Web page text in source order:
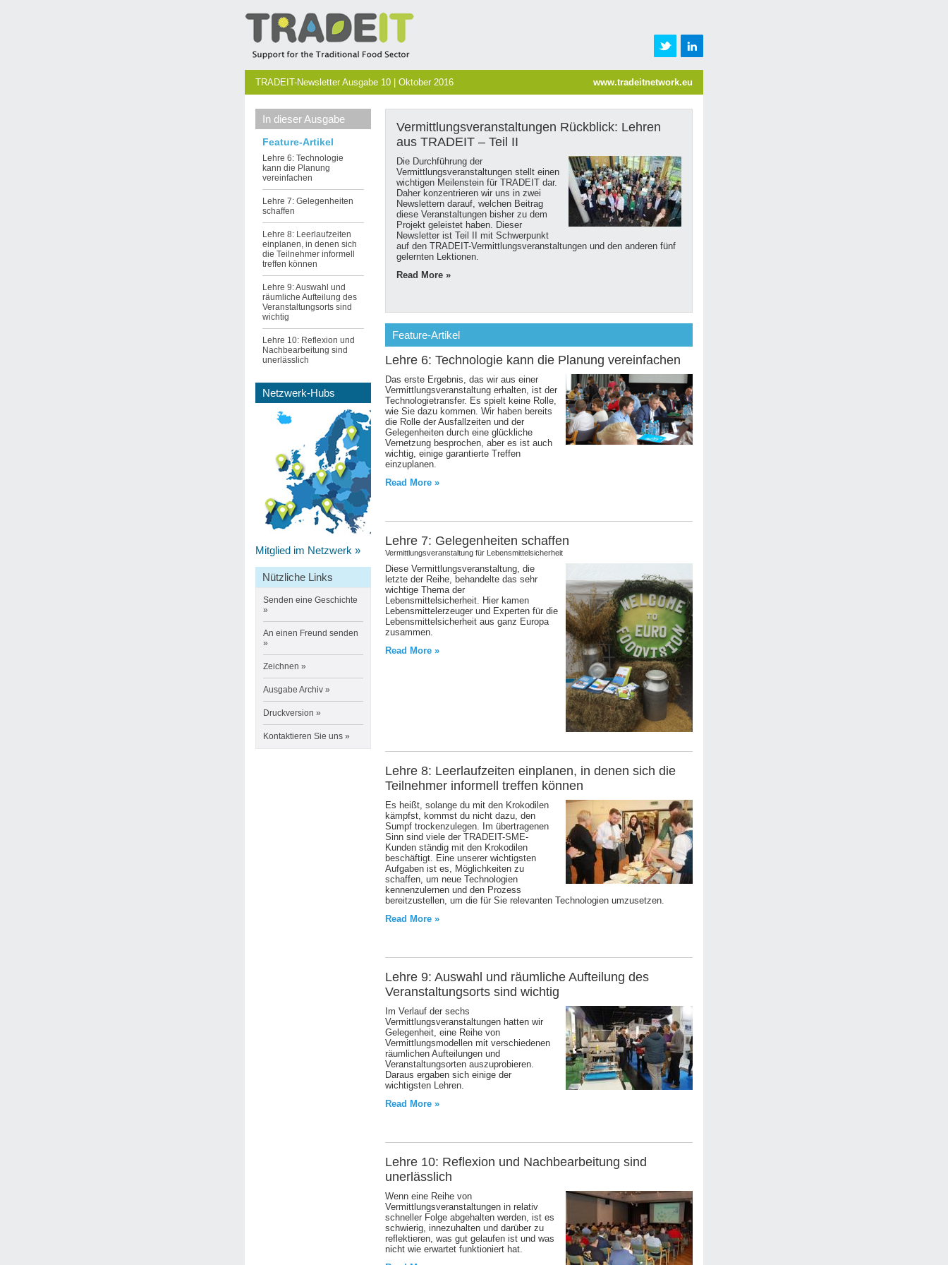
TRADEIT-Newsletter Ausgabe 10 | Oktober 2016 www.tradeitnetwork.eu
In dieser Ausgabe
Feature-Artikel
Lehre 6: Technologie
kann die Planung
vereinfachen
Lehre 7: Gelegenheiten
schaffen
Lehre 8: Leerlaufzeiten
einplanen, in denen sich
die Teilnehmer informell
treffen können
Lehre 9: Auswahl und
räumliche Aufteilung des
Veranstaltungsorts sind
wichtig
Lehre 10: Reflexion und
Nachbearbeitung sind
unerlässlich
Netzwerk-Hubs
Mitglied im Netzwerk »
Nützliche Links
Senden eine Geschichte
»
An einen Freund senden
»
Zeichnen »
Ausgabe Archiv »
Druckversion »
Kontaktieren Sie uns »
Vermittlungsveranstaltungen Rückblick: Lehren
aus TRADEIT – Teil II
Die Durchführung der
Vermittlungsveranstaltungen stellt einen
wichtigen Meilenstein für TRADEIT dar.
Daher konzentrieren wir uns in zwei
Newslettern darauf, welchen Beitrag
diese Veranstaltungen bisher zu dem
Projekt geleistet haben. Dieser
Newsletter ist Teil II mit Schwerpunkt
auf den TRADEIT-Vermittlungsveranstaltungen und den anderen fünf
gelernten Lektionen.
Read More »
Feature-Artikel
Lehre 6: Technologie kann die Planung vereinfachen
Das erste Ergebnis, das wir aus einer
Vermittlungsveranstaltung erhalten, ist der
Technologietransfer. Es spielt keine Rolle,
wie Sie dazu kommen. Wir haben bereits
die Rolle der Ausfallzeiten und der
Gelegenheiten durch eine glückliche
Vernetzung besprochen, aber es ist auch
wichtig, einige garantierte Treffen
einzuplanen.
Read More »
Lehre 7: Gelegenheiten schaffen
Vermittlungsveranstaltung für Lebensmittelsicherheit
Diese Vermittlungsveranstaltung, die
letzte der Reihe, behandelte das sehr
wichtige Thema der
Lebensmittelsicherheit. Hier kamen
Lebensmittelerzeuger und Experten für die
Lebensmittelsicherheit aus ganz Europa
zusammen.
Read More »
Lehre 8: Leerlaufzeiten einplanen, in denen sich die
Teilnehmer informell treffen können
Es heißt, solange du mit den Krokodilen
kämpfst, kommst du nicht dazu, den
Sumpf trockenzulegen. Im übertragenen
Sinn sind viele der TRADEIT-SME-
Kunden ständig mit den Krokodilen
beschäftigt. Eine unserer wichtigsten
Aufgaben ist es, Möglichkeiten zu
schaffen, um neue Technologien
kennenzulernen und den Prozess
bereitzustellen, um die für Sie relevanten Technologien umzusetzen.
Read More »
Lehre 9: Auswahl und räumliche Aufteilung des
Veranstaltungsorts sind wichtig
Im Verlauf der sechs
Vermittlungsveranstaltungen hatten wir
Gelegenheit, eine Reihe von
Vermittlungsmodellen mit verschiedenen
räumlichen Aufteilungen und
Veranstaltungsorten auszuprobieren.
Daraus ergaben sich einige der
wichtigsten Lehren.
Read More »
Lehre 10: Reflexion und Nachbearbeitung sind
unerlässlich
Wenn eine Reihe von
Vermittlungsveranstaltungen in relativ
schneller Folge abgehalten werden, ist es
schwierig, innezuhalten und darüber zu
reflektieren, was gut gelaufen ist und was
nicht wie erwartet funktioniert hat.